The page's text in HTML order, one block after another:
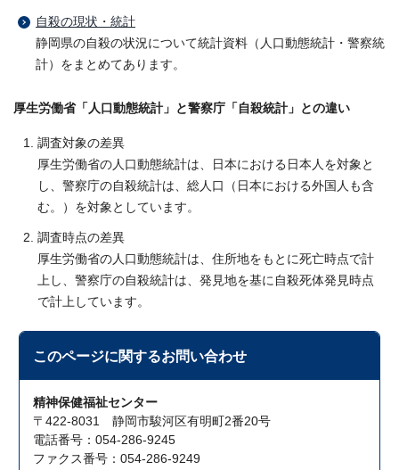
自殺の現状・統計
静岡県の自殺の状況について統計資料（人口動態統計・警察統
計）をまとめてあります。
厚生労働省「人口動態統計」と警察庁「自殺統計」との違い
調査対象の差異
厚生労働省の人口動態統計は、日本における日本人を対象と
し、警察庁の自殺統計は、総人口（日本における外国人も含
む。）を対象としています。
調査時点の差異
厚生労働省の人口動態統計は、住所地をもとに死亡時点で計
上し、警察庁の自殺統計は、発見地を基に自殺死体発見時点
で計上しています。
このページに関するお問い合わせ
精神保健福祉センター
〒422-8031 静岡市駿河区有明町2番20号
電話番号：054-286-9245
ファクス番号：054-286-9249